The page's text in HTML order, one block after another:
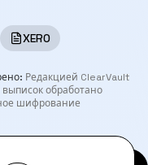
XERO
: Редакцией ClearVault
обработано
шифрование